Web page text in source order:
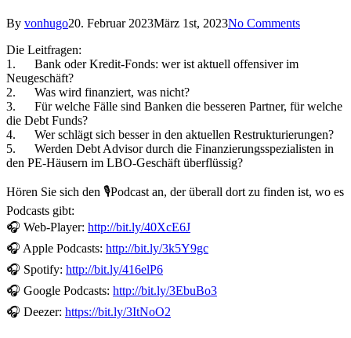
By vonhugo20. Februar 2023März 1st, 2023No Comments
Die Leitfragen:
1. Bank oder Kredit-Fonds: wer ist aktuell offensiver im
Neugeschäft?
2. Was wird finanziert, was nicht?
3. Für welche Fälle sind Banken die besseren Partner, für welche
die Debt Funds?
4. Wer schlägt sich besser in den aktuellen Restrukturierungen?
5. Werden Debt Advisor durch die Finanzierungsspezialisten in
den PE-Häusern im LBO-Geschäft überflüssig?
Hören Sie sich den 🎙Podcast an, der überall dort zu finden ist, wo es
Podcasts gibt:
🎧 Web-Player: http://bit.ly/40XcE6J
🎧 Apple Podcasts: http://bit.ly/3k5Y9gc
🎧 Spotify: http://bit.ly/416elP6
🎧 Google Podcasts: http://bit.ly/3EbuBo3
🎧 Deezer: https://bit.ly/3ItNoO2